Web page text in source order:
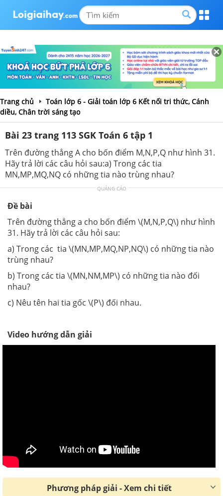
Trang chủ
Toán lớp 6 - Giải toán lớp 6 Kết nối tri thức, Cánh
diều, Chân trời sáng tạo
Bài 23 trang 113 SGK Toán 6 tập 1
Trên đường thẳng A cho bốn điểm M,N,P,Q như hình 31.
Hãy trả lời các câu hỏi sau:a) Trong các tia
MN,MP,MQ,NQ có những tia nào trùng nhau?
QUẢNG CÁO
Đề bài
Trên đường thẳng a cho bốn điểm \(M,N,P,Q\) như hình
31. Hãy trả lời các câu hỏi sau:
a) Trong các tia \(MN,MP,MQ,NP,NQ\) có những tia nào
trùng nhau?
b) Trong các tia \(MN,NM,MP\) có những tia nào đối
nhau?
c) Nêu tên hai tia gốc \(P\) đối nhau.
Video hướng dẫn giải
Phương pháp giải - Xem chi tiết